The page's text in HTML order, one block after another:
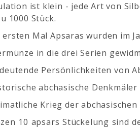
ist klein - jede Art von
1000 Stück.
ersten Mal Apsaras wurden im
in die drei Serien
Persönlichkeiten von
abchasische Denkmäler
Krieg der
10 apsars Stückelung sind